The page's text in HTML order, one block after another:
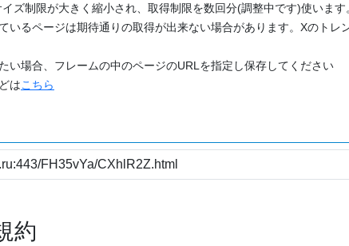
ズ制限が大きく縮小され、取得制限を数回分(調整中です)使います
いるページは期待通りの取得が出来ない場合があります。Xのトレ
い場合、フレームの中のページのURLを指定し保存してください
はこちら
約